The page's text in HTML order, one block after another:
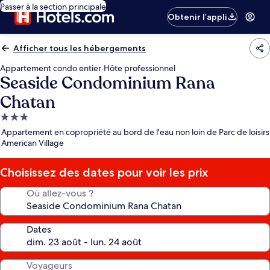
Passer à la section principale
Obtenir l’appli
Afficher tous les hébergements
Appartement condo entier·Hôte professionnel
Seaside Condominium Rana
Chatan
Hébergement
3.0 étoiles
Appartement en copropriété au bord de l'eau non loin de Parc de loisirs
American Village
Choisissez des dates pour voir les prix
Où allez-vous ?
Dates
Voyageurs